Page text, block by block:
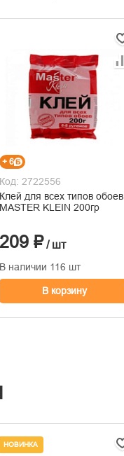
+ 6
Код: 2722556
Клей для всех типов обоев
MASTER KLEIN 200гр
209 ₽ / шт
В наличии 116 шт
В корзину
НОВИНКА